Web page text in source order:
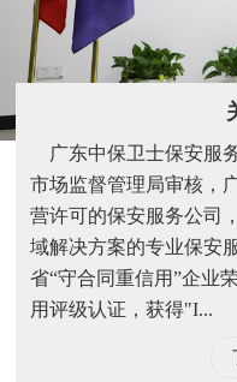
广东中保卫士保安服
市场监督管理局审核，
营许可的保安服务公司
域解决方案的专业保安
省“守合同重信用”企业
用评级认证，获得"I...